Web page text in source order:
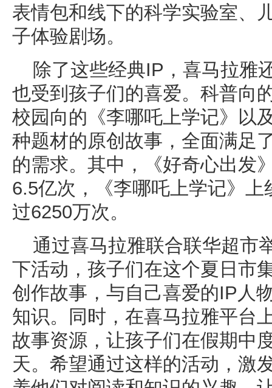
表情包和线下的科学实验室、
子体验剧场。
除了这些经典IP，喜马拉雅
也受到孩子们的喜爱。科普向
校园向的《李哪吒上学记》以
种题材的原创故事，全面满足
的需求。其中，《好奇心出发
6.5亿次，《李哪吒上学记》
过6250万次。
通过喜马拉雅联合联华超市
下活动，孩子们在这个夏日市
创作故事，与自己喜爱的IP人
知识。同时，在喜马拉雅平台
故事资源，让孩子们在假期中
天。希望通过这样的活动，激